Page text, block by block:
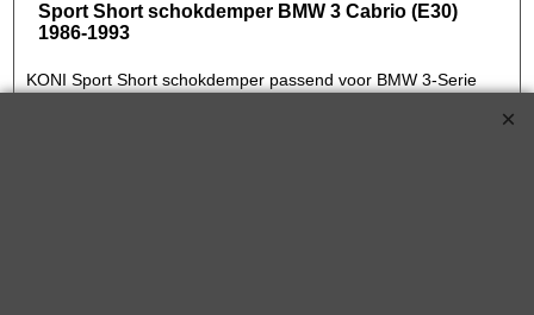
Sport Short schokdemper BMW 3 Cabrio (E30)
1986-1993
KONI Sport Short schokdemper passend voor BMW 3-Serie